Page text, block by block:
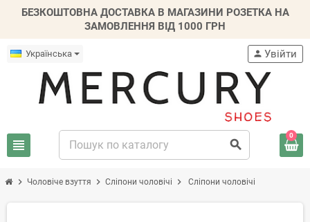
БЕЗКОШТОВНА ДОСТАВКА В МАГАЗИНИ РОЗЕТКА НА
ЗАМОВЛЕННЯ ВІД 1000 ГРН
Українська
view_headline search
person Увійти
0
chevron_right Чоловіче взуття chevron_right Сліпони чоловічі chevron_right Сліпони чоловічі